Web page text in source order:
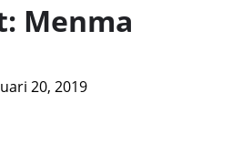
Menma
20, 2019